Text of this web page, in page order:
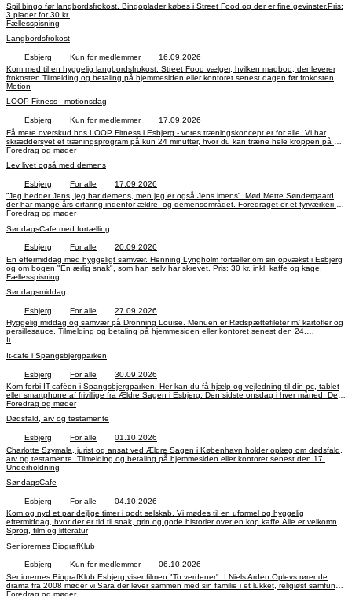
Spil bingo før langbordsfrokost. Bingoplader købes i Street Food og der er fine gevinster.Pris:
3 plader for 30 kr.
Fællesspisning
Langbordsfrokost
Esbjerg Kun for medlemmer
16.09.2026
Kom med til en hyggelig langbordsfrokost. Street Food vælger, hvilken madbod, der leverer
frokosten.Tilmelding og betaling på hjemmesiden eller kontoret senest dagen før frokosten
inden kl. 14.
Motion
LOOP Fitness - motionsdag
Esbjerg Kun for medlemmer
17.09.2026
Få mere overskud hos LOOP Fitness i Esbjerg - vores træningskoncept er for alle. Vi har
skræddersyet et træningsprogram på kun 24 minutter, hvor du kan træne hele kroppen på en
enkel og effektiv måde. Hos os vægter vi fællesskab højt, og vi tror på, at træning skal være
velkomne.
Foredrag og møder
Lev livet også med demens
Esbjerg For alle
17.09.2026
”Jeg hedder Jens, jeg har demens, men jeg er også Jens imens”. Mød Mette Søndergaard,
der har mange års erfaring indenfor ældre- og demensområdet. Foredraget er et fyrværkeri af
faglig viden og humor. Tilmelding og betaling på hjemmesiden eller kontoret senest den 8.
Foredrag og møder
SøndagsCafe med fortælling
Esbjerg For alle
20.09.2026
En eftermiddag med hyggeligt samvær. Henning Lyngholm fortæller om sin opvækst i Esbjerg
og om bogen "En ærlig snak", som han selv har skrevet. Pris: 30 kr. inkl. kaffe og kage.
Fællesspisning
Søndagsmiddag
Esbjerg For alle
27.09.2026
Hyggelig middag og samvær på Dronning Louise. Menuen er Rødspættefileter m/ kartofler og
persillesauce. Tilmelding og betaling på hjemmesiden eller kontoret senest den 24.
september, kl. 14.
It
It-cafe i Spangsbjergparken
Esbjerg For alle
30.09.2026
Kom forbi IT-caféen i Spangsbjergparken. Her kan du få hjælp og vejledning til din pc, tablet
eller smartphone af frivillige fra Ældre Sagen i Esbjerg. Den sidste onsdag i hver måned. Det
er gratis og tilmelding ikke nødvendig.
Foredrag og møder
Dødsfald, arv og testamente
Esbjerg For alle
01.10.2026
Charlotte Szymala, jurist og ansat ved Ældre Sagen i København holder oplæg om dødsfald,
arv og testamente. Tilmelding og betaling på hjemmesiden eller kontoret senest den 17.
september, kl. 14.
Underholdning
SøndagsCafe
Esbjerg For alle
04.10.2026
Kom og nyd et par dejlige timer i godt selskab. Vi mødes til en uformel og hyggelig
eftermiddag, hvor der er tid til snak, grin og gode historier over en kop kaffe.Alle er velkomne,
og tilmelding er ikke nødvendig. Pris: 30 kr. inkl. kaffe og kage.
Sprog, film og litteratur
Seniorernes BiografKlub
Esbjerg Kun for medlemmer
06.10.2026
Seniorernes BiografKlub Esbjerg viser filmen "To verdener". I Niels Arden Oplevs rørende
drama fra 2008 møder vi Sara der lever sammen med sin familie i et lukket, religiøst samfund.
Så bliver hun forelsket i Teis der kommer fra en helt anden familie.
Foredrag og møder